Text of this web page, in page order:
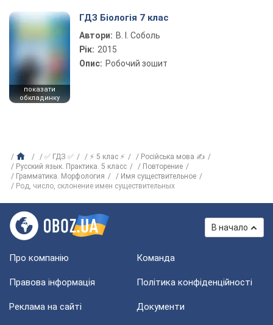
показати
обкладинку
ГДЗ Біологія 7 клас
Автори: В. І. Соболь
Рік: 2015
Опис: Робочий зошит
✅ ГДЗ ✅ ⚡ 5 клас ⚡
Російська мова ✍
Русский язык. Практика. 5 класс
Повторение
Грамматика. Морфология
Имя существительное
Род, число, склонение имен существительных
В начало
Про компанію Команда
Правова інформація Політика конфіденційності
Реклама на сайті Документи